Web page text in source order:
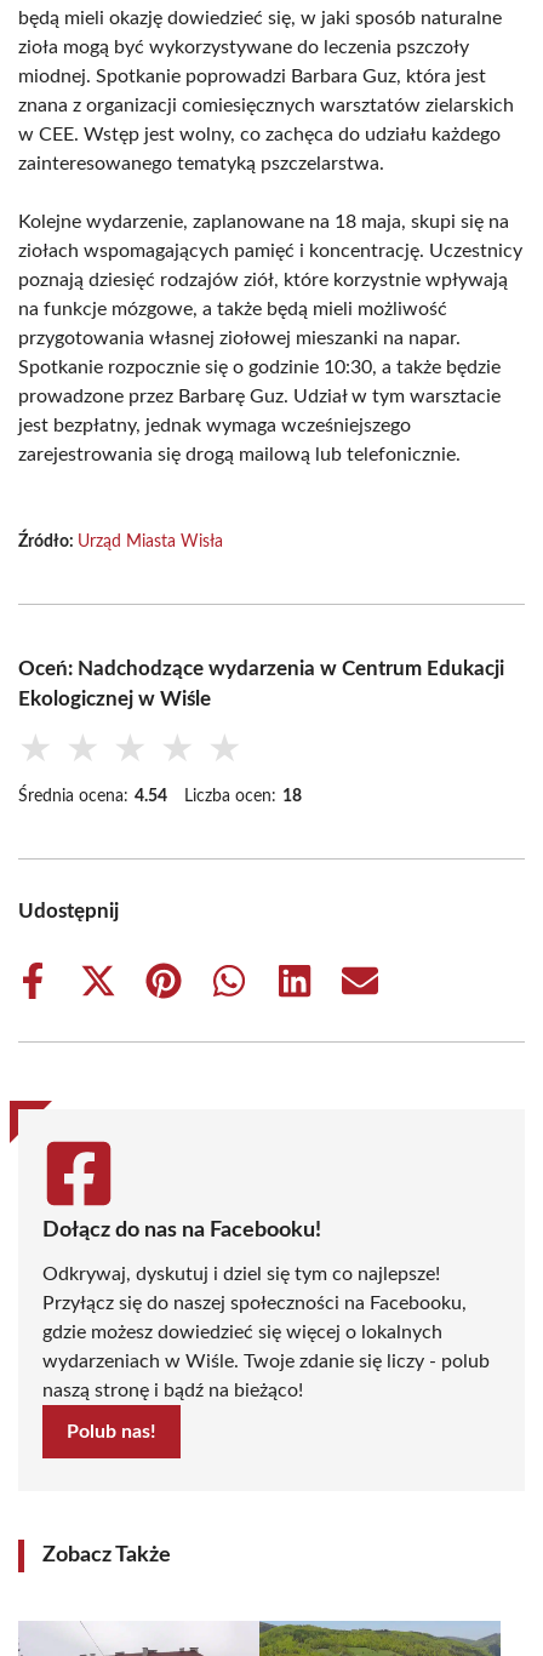
będą mieli okazję dowiedzieć się, w jaki sposób naturalne
zioła mogą być wykorzystywane do leczenia pszczoły
miodnej. Spotkanie poprowadzi Barbara Guz, która jest
znana z organizacji comiesięcznych warsztatów zielarskich
w CEE. Wstęp jest wolny, co zachęca do udziału każdego
zainteresowanego tematyką pszczelarstwa.
Kolejne wydarzenie, zaplanowane na 18 maja, skupi się na
ziołach wspomagających pamięć i koncentrację. Uczestnicy
poznają dziesięć rodzajów ziół, które korzystnie wpływają
na funkcje mózgowe, a także będą mieli możliwość
przygotowania własnej ziołowej mieszanki na napar.
Spotkanie rozpocznie się o godzinie 10:30, a także będzie
prowadzone przez Barbarę Guz. Udział w tym warsztacie
jest bezpłatny, jednak wymaga wcześniejszego
zarejestrowania się drogą mailową lub telefonicznie.
Źródło: Urząd Miasta Wisła
Oceń: Nadchodzące wydarzenia w Centrum Edukacji
Ekologicznej w Wiśle
★ ★ ★ ★ ★
Średnia ocena: 4.54 Liczba ocen: 18
Udostępnij
Share
Share
(Twitter)
Share
Share
Share
Share
Dołącz do nas na Facebooku!
Odkrywaj, dyskutuj i dziel się tym co najlepsze!
Przyłącz się do naszej społeczności na Facebooku,
gdzie możesz dowiedzieć się więcej o lokalnych
wydarzeniach w Wiśle. Twoje zdanie się liczy - polub
naszą stronę i bądź na bieżąco!
Polub nas!
Zobacz Także